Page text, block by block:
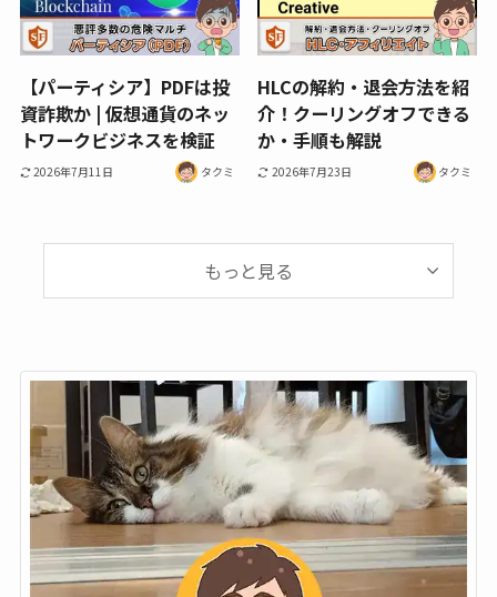
【パーティシア】PDFは投
資詐欺か | 仮想通貨のネッ
トワークビジネスを検証
2026年7月11日 タクミ
HLCの解約・退会方法を紹
介！クーリングオフできる
か・手順も解説
2026年7月23日 タクミ
もっと見る